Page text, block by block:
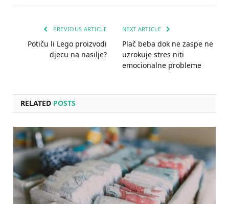
PREVIOUS ARTICLE
Potiču li Lego proizvodi
djecu na nasilje?
NEXT ARTICLE
Plač beba dok ne zaspe ne
uzrokuje stres niti
emocionalne probleme
RELATED POSTS